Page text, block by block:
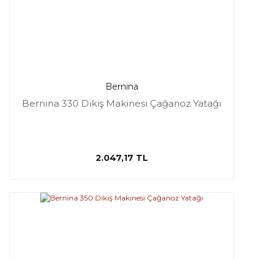
Bernina
Bernina 330 Dikiş Makinesi Çağanoz Yatağı
2.047,17 TL